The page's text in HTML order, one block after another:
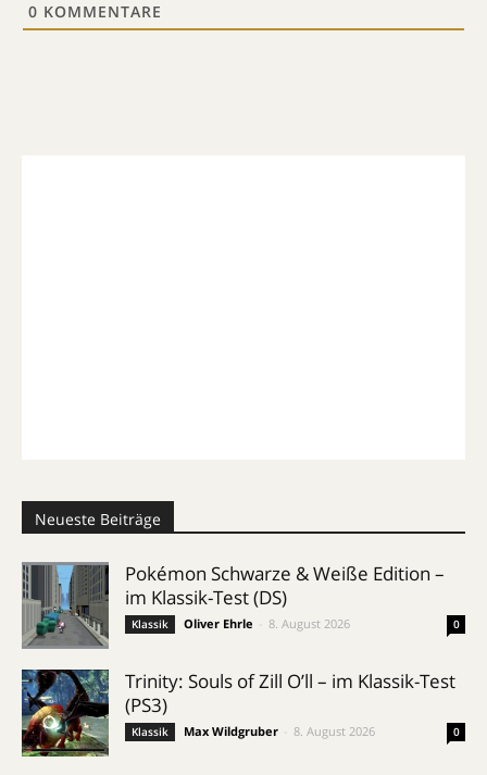
0 KOMMENTARE
Neueste Beiträge
Pokémon Schwarze & Weiße Edition –
im Klassik-Test (DS)
Klassik Oliver Ehrle 8. August 2026 0
Trinity: Souls of Zill O’ll – im Klassik-Test
(PS3)
Klassik Max Wildgruber 8. August 2026 0